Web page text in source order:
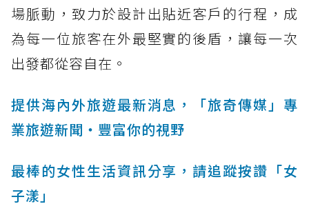
場脈動，致力於設計出貼近客戶的行程，成
為每一位旅客在外最堅實的後盾，讓每一次
出發都從容自在。
提供海內外旅遊最新消息，「旅奇傳媒」專
業旅遊新聞‧豐富你的視野
最棒的女性生活資訊分享，請追蹤按讚「女
子漾」